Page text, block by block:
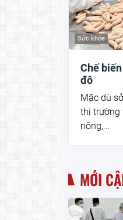
Sức khỏe
Chế
đô
Mặc dù
thị trường
nông,...
MỚI